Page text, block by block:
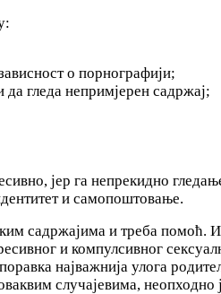
о порнографији;
гледа непримјерен садржај;
јер га непрекидно
и самопоштовање.
садржајима и треба помоћ.
и компулсивног
најважнија улога
случајевима,